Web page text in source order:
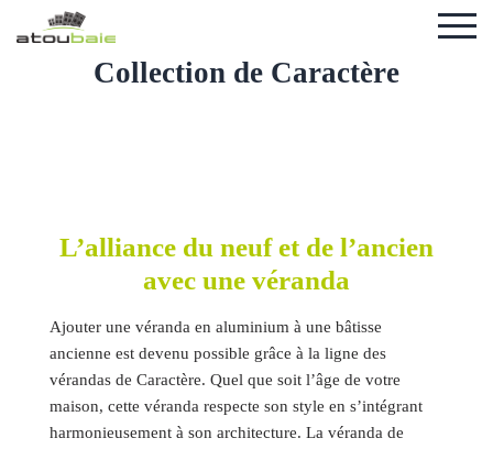
Collection de Caractère
L’alliance du neuf et de l’ancien
avec une véranda
Ajouter une véranda en aluminium à une bâtisse
ancienne est devenu possible grâce à la ligne des
vérandas de Caractère. Quel que soit l’âge de votre
maison, cette véranda respecte son style en s’intégrant
harmonieusement à son architecture. La véranda de